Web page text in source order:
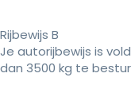
Rijbewijs B
Je autorijbewijs is
dan 3500 kg te